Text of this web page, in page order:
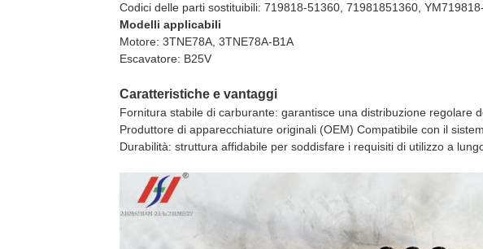
Codici delle parti sostituibili: 719818-51360, 71981851360,
Modelli applicabili
Motore: 3TNE78A, 3TNE78A-B1A
Escavatore: B25V
Caratteristiche e vantaggi
Fornitura stabile di carburante: garantisce una distribuzione regolare
Produttore di apparecchiature originali (OEM) Compatibile con il
Durabilità: struttura affidabile per soddisfare i requisiti di utilizzo a